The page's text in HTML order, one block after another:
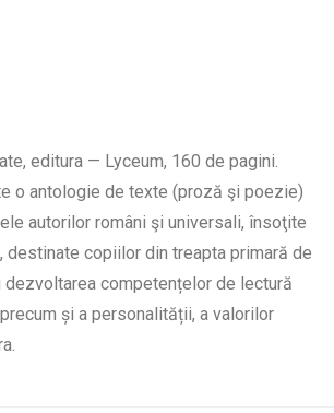
editura — Lyceum, 160 de pagini.
o antologie de texte (proză şi poezie)
autorilor români şi universali, însoţite
destinate copiilor din treapta primară de
dezvoltarea competențelor de lectură
și a personalității, a valorilor